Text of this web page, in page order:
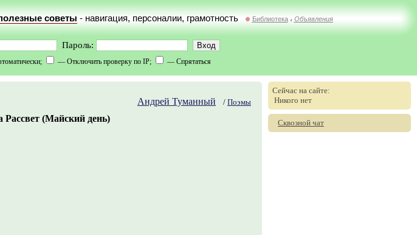
советы - навигация, персоналии, грамотность Библиотека // Объявления
Пароль:
— Отключить проверку по IP; — Спрятаться
Андрей Туманный / Поэмы
Рассвет (Майский день)
Сейчас на сайте:
Никого нет
Сквозной чат